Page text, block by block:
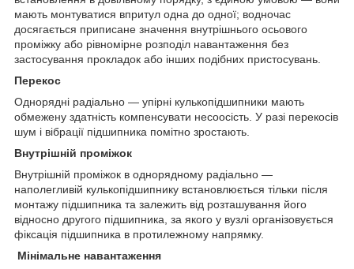
мають монтуватися впритул одна до одної; водночас
досягається приписане значення внутрішнього осьового
проміжку або рівномірне розподіл навантаження без
застосування прокладок або інших подібних пристосувань.
Перекос
Однорядні радіально — упірні кулькопідшипники мають
обмежену здатність компенсувати несоосість. У разі перекосів
шум і вібрації підшипника помітно зростають.
Внутрішній проміжок
Внутрішній проміжок в однорядному радіально —
наполегливій кулькопідшипнику встановлюється тільки після
монтажу підшипника та залежить від розташування його
відносно другого підшипника, за якого у вузлі організовується
фіксація підшипника в протилежному напрямку.
Мінімальне навантаження